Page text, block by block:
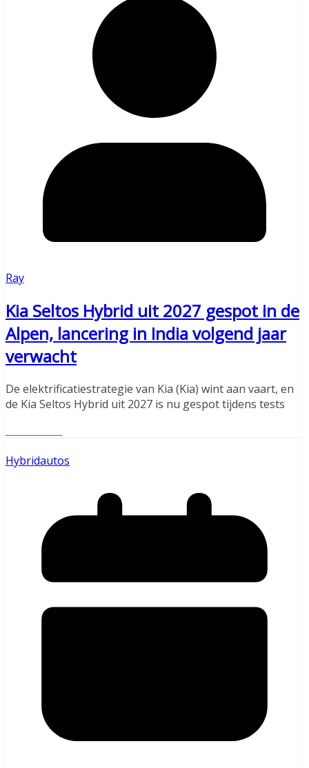
Ray
Kia Seltos Hybrid uit 2027 gespot in de
Alpen, lancering in India volgend jaar
verwacht
De elektrificatiestrategie van Kia (Kia) wint aan vaart, en
de Kia Seltos Hybrid uit 2027 is nu gespot tijdens tests
Hybridautos